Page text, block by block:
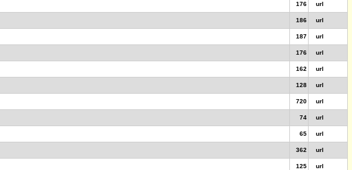
176 url
186 url
187 url
176 url
162 url
128 url
720 url
74 url
65 url
362 url
125 url